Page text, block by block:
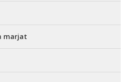
marjat